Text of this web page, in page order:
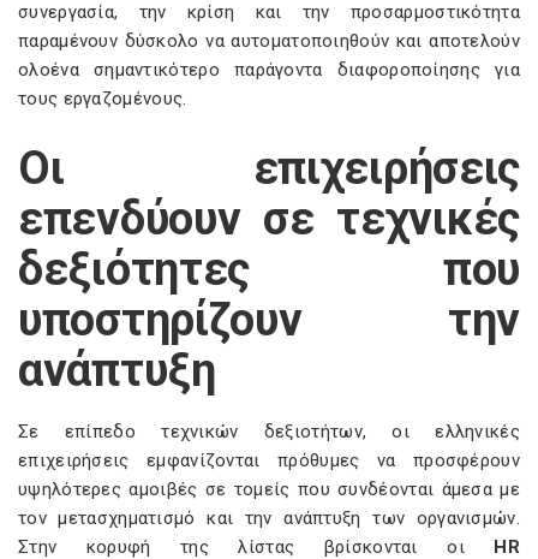
συνεργασία, την κρίση και την προσαρμοστικότητα
παραμένουν δύσκολο να αυτοματοποιηθούν και αποτελούν
ολοένα σημαντικότερο παράγοντα διαφοροποίησης για
τους εργαζομένους.
Οι επιχειρήσεις
επενδύουν σε τεχνικές
δεξιότητες που
υποστηρίζουν την
ανάπτυξη
Σε επίπεδο τεχνικών δεξιοτήτων, οι ελληνικές
επιχειρήσεις εμφανίζονται πρόθυμες να προσφέρουν
υψηλότερες αμοιβές σε τομείς που συνδέονται άμεσα με
τον μετασχηματισμό και την ανάπτυξη των οργανισμών.
Στην κορυφή της λίστας βρίσκονται οι HR